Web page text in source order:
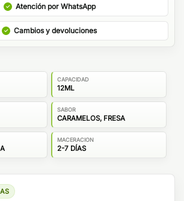
Atención por WhatsApp
Cambios y devoluciones
CAPACIDAD
12ML
SABOR
CARAMELOS, FRESA
MACERACION
2-7 DÍAS